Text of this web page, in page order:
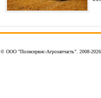
© ООО "Полисервис-Агрозапчасть". 2008-